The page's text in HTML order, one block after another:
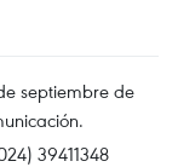
septiembre de
39411348